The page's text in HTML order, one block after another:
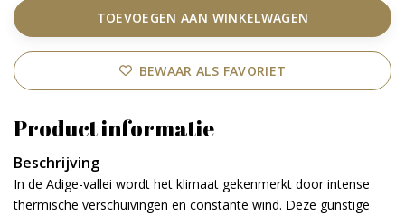
TOEVOEGEN AAN WINKELWAGEN
BEWAAR ALS FAVORIET
Product informatie
Beschrijving
In de Adige-vallei wordt het klimaat gekenmerkt door intense
thermische verschuivingen en constante wind. Deze gunstige